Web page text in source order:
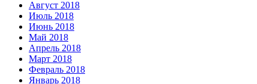
Август 2018
Июль 2018
Июнь 2018
Май 2018
Апрель 2018
Март 2018
Февраль 2018
Январь 2018